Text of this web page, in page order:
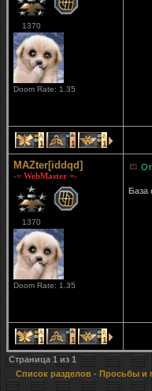
1370
Doom Rate: 1.35
1 1 1
MAZter[iddqd]
-= WebMaster =-
1370
Doom Rate: 1.35
База
1 1 1
Страница 1из 1
Список разделов - Просьбы и